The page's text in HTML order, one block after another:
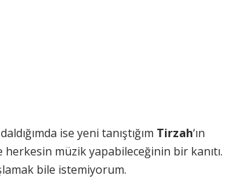
ise yeni tanıştığım Tirzah‘ın
müzik yapabileceğinin bir kanıtı.
bile istemiyorum.